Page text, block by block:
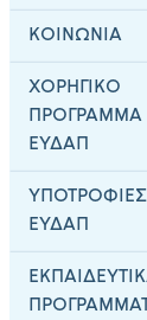
ΚΟΙΝΩΝΙΑ
ΧΟΡΗΓΙΚΟ
ΠΡΟΓΡΑΜΜΑ
ΕΥΔΑΠ
ΥΠΟΤΡΟΦΙΕΣ
ΕΥΔΑΠ